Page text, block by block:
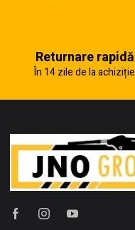
Returnare rapidă
În 14 zile de la achiziție